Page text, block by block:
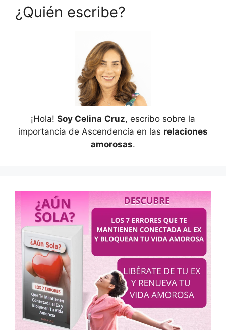
¿Quién escribe?
¡Hola! Soy Celina Cruz, escribo sobre la
importancia de Ascendencia en las relaciones
amorosas.